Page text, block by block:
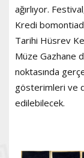
ağırlıyor.
Kredi
Tarihi Hüsrev
Müze Gazhane
noktasında
gösterimleri ve
edilebilecek.